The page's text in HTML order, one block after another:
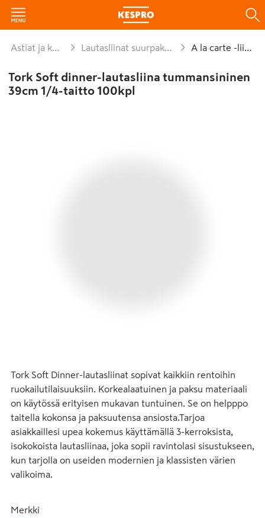
Astiat ja kattaus Lautasliinat suurpakkaukset A la carte -liinat
Tork Soft dinner-lautasliina tummansininen
39cm 1/4-taitto 100kpl
Tork Soft Dinner-lautasliinat sopivat kaikkiin rentoihin
ruokailutilaisuuksiin. Korkealaatuinen ja paksu materiaali
on käytössä erityisen mukavan tuntuinen. Se on helpppo
taitella kokonsa ja paksuutensa ansiosta.Tarjoa
asiakkaillesi upea kokemus käyttämällä 3-kerroksista,
isokokoista lautasliinaa, joka sopii ravintolasi sisustukseen,
kun tarjolla on useiden modernien ja klassisten värien
valikoima.
Merkki